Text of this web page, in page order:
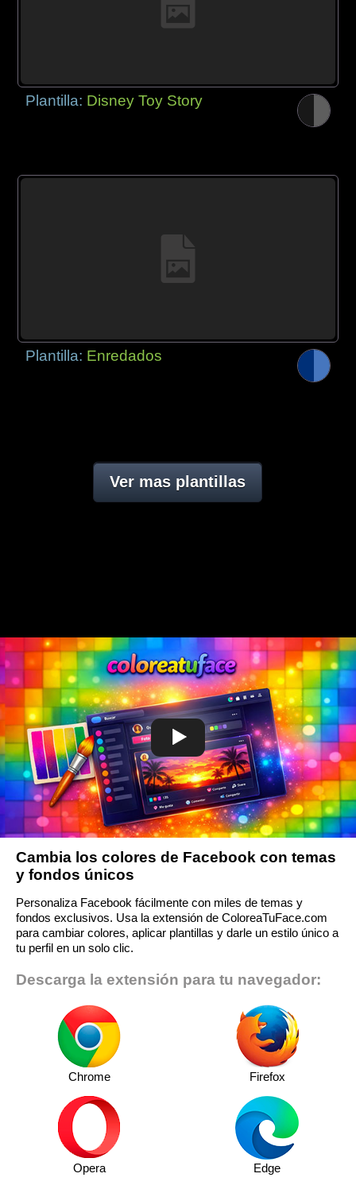
Plantilla: Disney Toy Story
Plantilla: Enredados
Ver mas plantillas
Cambia los colores de Facebook con temas
y fondos únicos
Personaliza Facebook fácilmente con miles de temas y
fondos exclusivos. Usa la extensión de ColoreaTuFace.com
para cambiar colores, aplicar plantillas y darle un estilo único a
tu perfil en un solo clic.
Descarga la extensión para tu navegador:
Chrome Firefox
Opera Edge